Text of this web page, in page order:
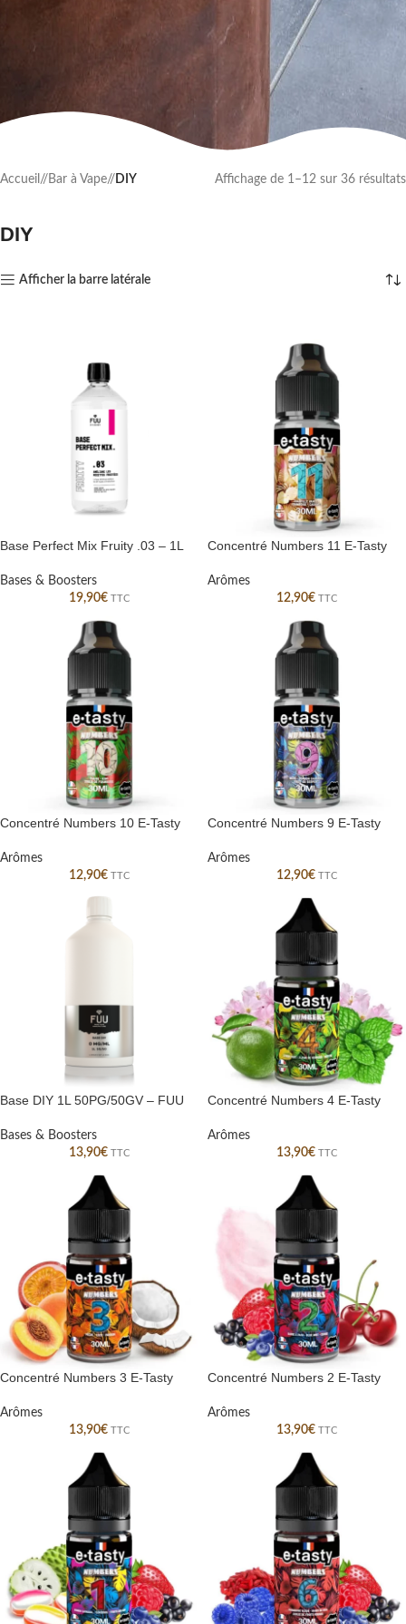
Accueil / Bar à Vape/ DIY Affichage de 1–12 sur 36 résultats
DIY
Afficher la barre latérale
Base Perfect Mix Fruity .03 – 1L
Bases & Boosters
19,90€ TTC
Concentré Numbers 11 E-Tasty
Arômes
12,90€ TTC
Concentré Numbers 10 E-Tasty
Arômes
12,90€ TTC
Concentré Numbers 9 E-Tasty
Arômes
12,90€ TTC
Base DIY 1L 50PG/50GV – FUU
Bases & Boosters
13,90€ TTC
Concentré Numbers 4 E-Tasty
Arômes
13,90€ TTC
Concentré Numbers 3 E-Tasty
Arômes
13,90€ TTC
Concentré Numbers 2 E-Tasty
Arômes
13,90€ TTC